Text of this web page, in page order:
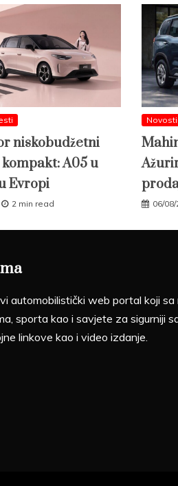
niskobudžetni
A05 u
Evropi
2 min read
Novosti
06/
automobilistički web portal koji
sporta kao i savjete za sigurniji
linkove kao i video izdanje.